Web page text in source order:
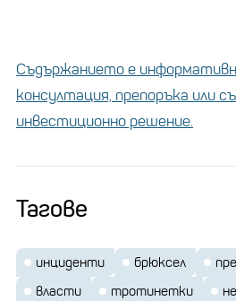
Съдържанието е
консултация, препоръка или
инвестиционно решение.
Тагове
инциденти брюксел
власти
тротинетки